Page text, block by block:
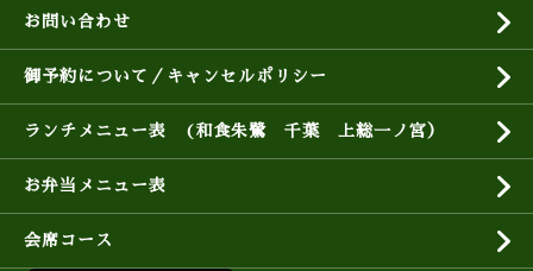
お問い合わせ
御予約について／キャンセルポリシー
ランチメニュー表 (和食朱鷺 千葉 上総一ノ宮）
お弁当メニュー表
会席コース